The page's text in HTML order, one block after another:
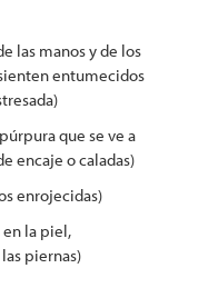
las manos y de los
entumecidos
que se ve a
encaje o caladas)
enrojecidas)
en la piel,
piernas)